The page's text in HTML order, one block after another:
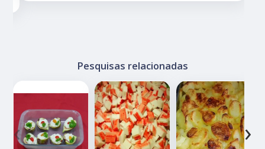
Pesquisas relacionadas
‹ ›